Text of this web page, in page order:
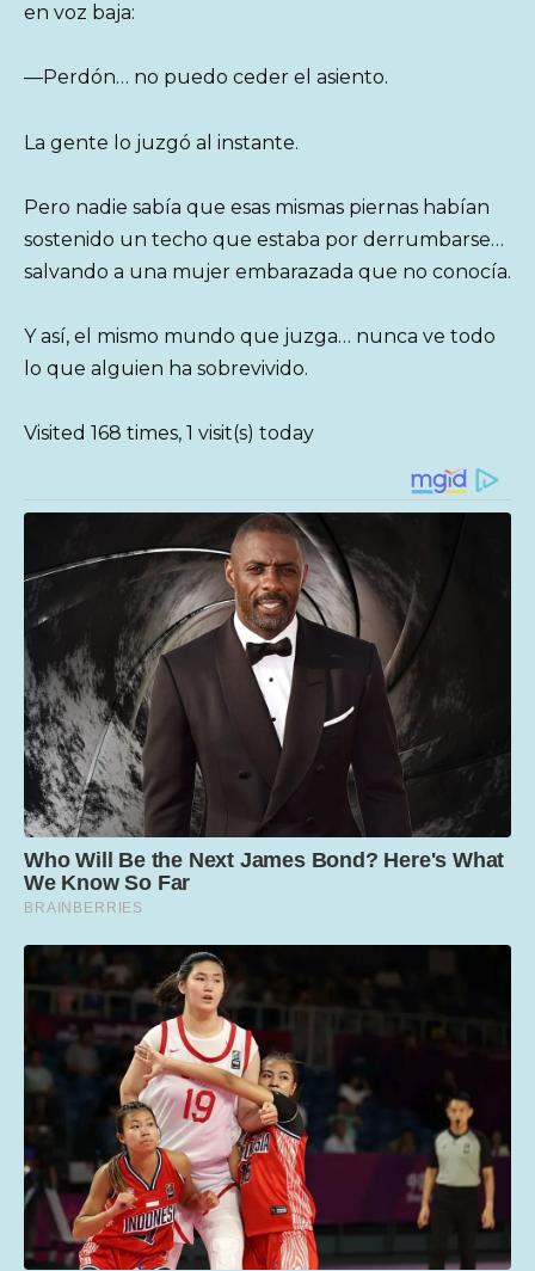
en voz baja:
—Perdón… no puedo ceder el asiento.
La gente lo juzgó al instante.
Pero nadie sabía que esas mismas piernas habían
sostenido un techo que estaba por derrumbarse…
salvando a una mujer embarazada que no conocía.
Y así, el mismo mundo que juzga… nunca ve todo
lo que alguien ha sobrevivido.
Visited 168 times, 1 visit(s) today